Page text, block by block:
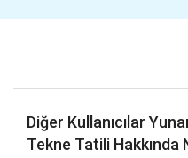
Diğer Kullanıcılar
Tekne Tatili Hakkında